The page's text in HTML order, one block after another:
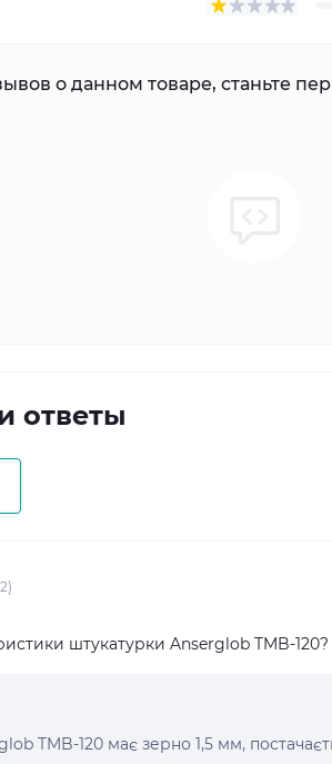
о данном товаре, станьте
ответы
штукатурки Anserglob TMB-120?
TMB-120 має зерно 1,5 мм,